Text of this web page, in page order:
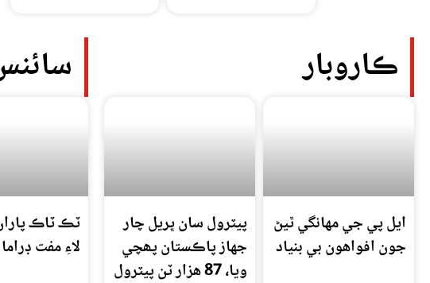
ڪاروبار
ايل پي جي مهانگي ٿيڻ
جون افواهون بي بنياد
پيٽرول سان ڀريل چار
جهاز پاڪستان پھچي
ويا، 87 هزار ٽن پيٽرول
ٽڪ ٽاڪ
لاءِ مفت